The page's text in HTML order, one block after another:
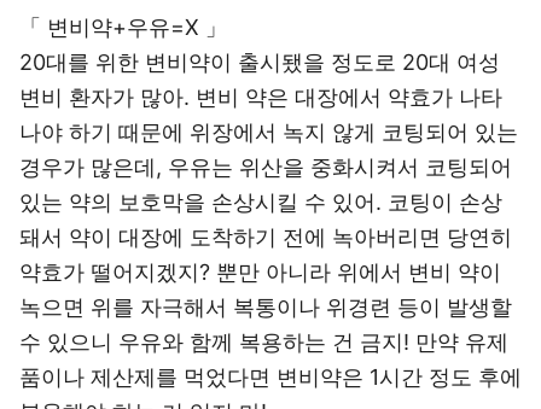
「 변비약+우유=Χ 」
20대를 위한 변비약이 출시됐을 정도로 20대 여성
변비 환자가 많아. 변비 약은 대장에서 약효가 나타
나야 하기 때문에 위장에서 녹지 않게 코팅되어 있는
경우가 많은데, 우유는 위산을 중화시켜서 코팅되어
있는 약의 보호막을 손상시킬 수 있어. 코팅이 손상
돼서 약이 대장에 도착하기 전에 녹아버리면 당연히
약효가 떨어지겠지? 뿐만 아니라 위에서 변비 약이
녹으면 위를 자극해서 복통이나 위경련 등이 발생할
수 있으니 우유와 함께 복용하는 건 금지! 만약 유제
품이나 제산제를 먹었다면 변비약은 1시간 정도 후에